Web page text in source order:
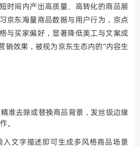
时间内产出高质量、高转化的商品展
京东海量商品数据与用户行为，京点
与买家偏好，显著降低美工与文案成
销效果，被视为京东生态内的“内容生
准去除或替换商品背景，发丝级边缘
。
入文字描述即可生成多风格商品场景